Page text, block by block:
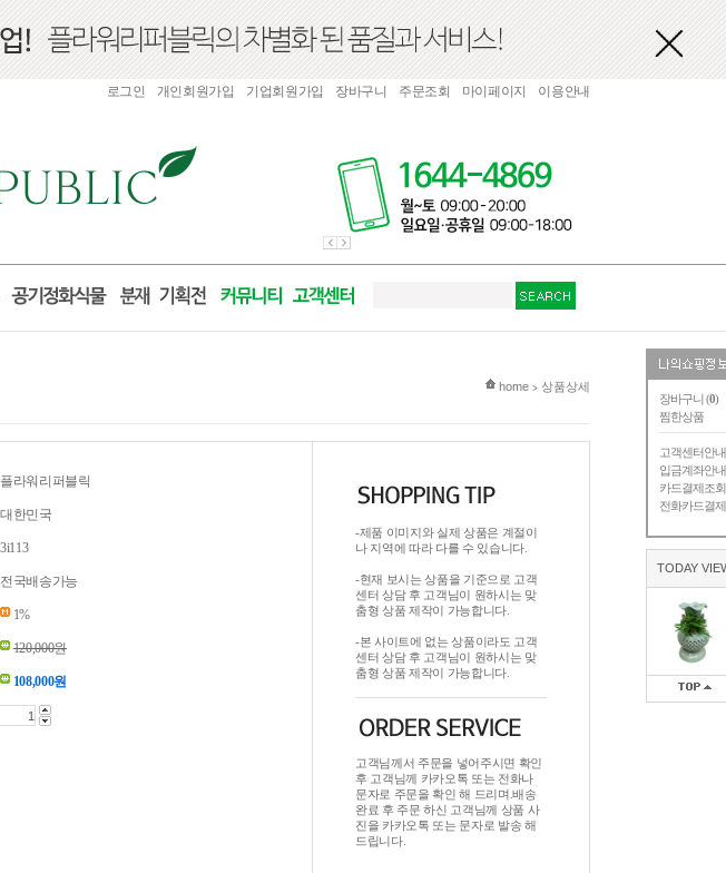
장바구니 (0)
찜한상품
고객센터안내
입금계좌안내
카드결제조회
전화카드결제
TODAY
로그인 개인회원가입 기업회원가입 장바구니 주문조회 마이페이지 이용안내
현재 위치
home > 상품상세
플라워리퍼블릭
대한민국
3i113
전국배송가능
1%
120,000원
108,000원
-제품 이미지와 실제 상품은 계절이
나 지역에 따라 다를 수 있습니다.
-현재 보시는 상품을 기준으로 고객
센터 상담 후 고객님이 원하시는 맞
춤형 상품 제작이 가능합니다.
-본 사이트에 없는 상품이라도 고객
센터 상담 후 고객님이 원하시는 맞
춤형 상품 제작이 가능합니다.
고객님께서 주문을 넣어주시면 확인
후 고객님께 카카오톡 또는 전화나
문자로 주문을 확인 해 드리며.배송
완료 후 주문 하신 고객님께 상품 사
진을 카카오톡 또는 문자로 발송 해
드립니다.